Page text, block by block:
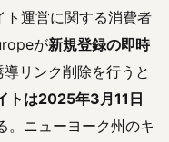
運営に関する消費者
が新規登録の即時
リンク削除を行うと
トは2025年3月11日
。ニューヨーク州のキ